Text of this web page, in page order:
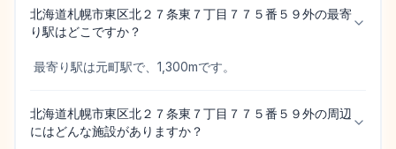
北海道札幌市東区北２７条東７丁目７７５番５９外の最寄
り駅はどこですか？
最寄り駅は元町駅で、1,300mです。
北海道札幌市東区北２７条東７丁目７７５番５９外の周辺
にはどんな施設がありますか？